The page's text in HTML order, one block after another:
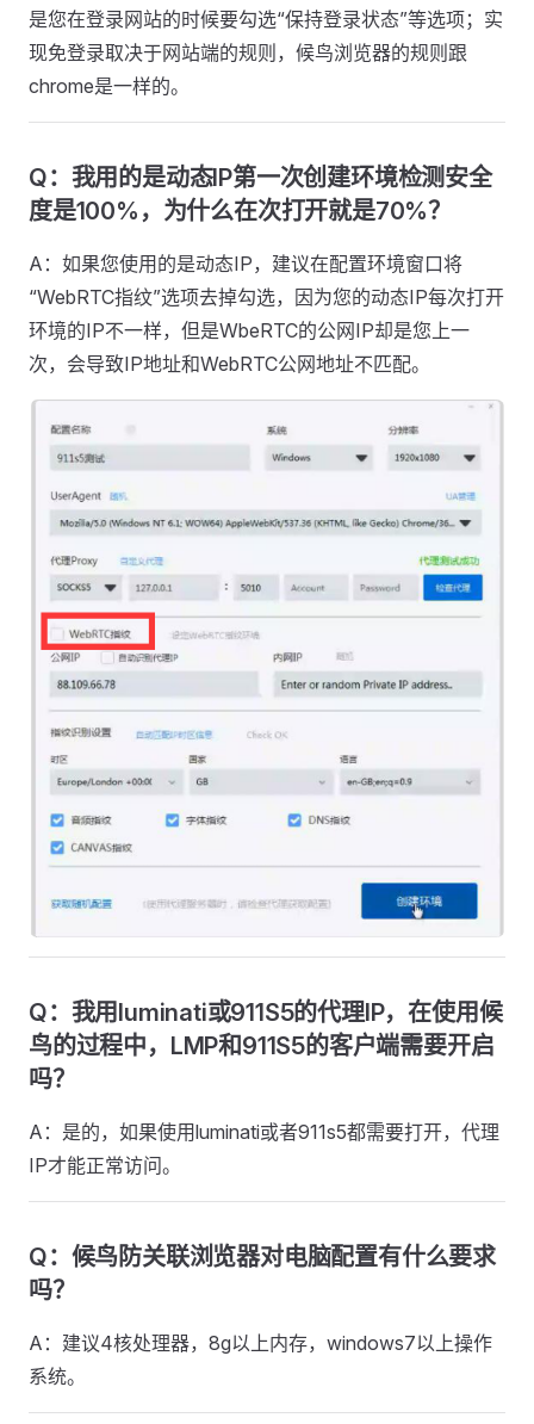
是您在登录网站的时候要勾选“保持登录状态”等选项；实
现免登录取决于网站端的规则，候鸟浏览器的规则跟
chrome是一样的。
Q：我用的是动态IP第一次创建环境检测安全
度是100%，为什么在次打开就是70%？
A：如果您使用的是动态IP，建议在配置环境窗口将
“WebRTC指纹”选项去掉勾选，因为您的动态IP每次打开
环境的IP不一样，但是WbeRTC的公网IP却是您上一
次，会导致IP地址和WebRTC公网地址不匹配。
Q：我用luminati或911S5的代理IP，在使用候
鸟的过程中，LMP和911S5的客户端需要开启
吗？
A：是的，如果使用luminati或者911s5都需要打开，代理
IP才能正常访问。
Q：候鸟防关联浏览器对电脑配置有什么要求
吗？
A：建议4核处理器，8g以上内存，windows7以上操作
系统。